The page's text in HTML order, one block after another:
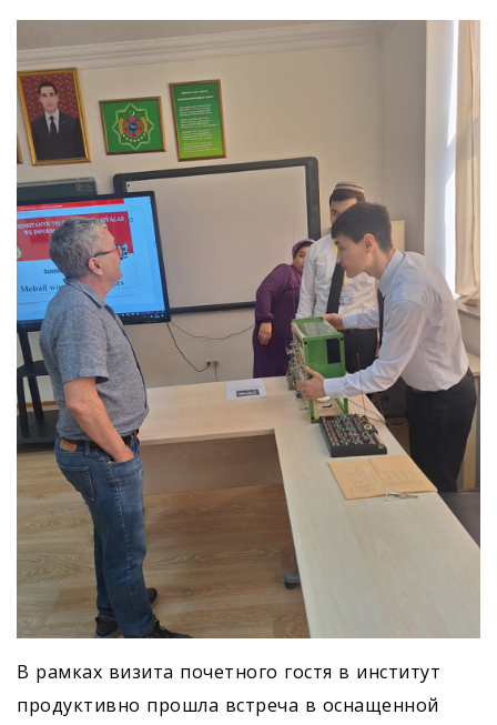
В рамках визита почетного гостя в институт
продуктивно прошла встреча в оснащенной